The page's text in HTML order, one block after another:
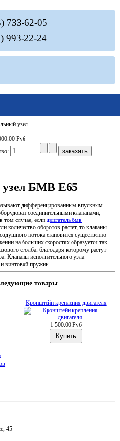
733-62-05
993-22-24
узел
Руб
БМВ Е65
дифференцированным впускным
соединительными клапанами,
том случае, если двигатель бмв
количество оборотов растет, то клапаны
потока становится существенно
на больших скоростях образуется так
столба, благодаря которому растут
Клапаны исполнительного узла
винтовой пружин.
товары
Кронштейн крепления двигателя
1 500.00 Руб
45